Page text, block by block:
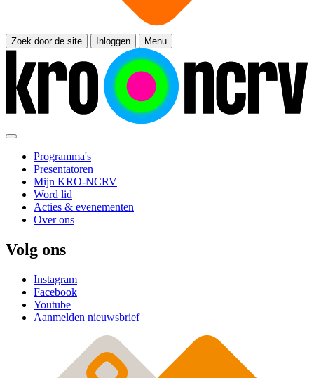
Zoek door de site Inloggen Menu
Programma's
Presentatoren
Mijn KRO-NCRV
Word lid
Acties & evenementen
Over ons
Volg ons
Instagram
Facebook
Youtube
Aanmelden nieuwsbrief